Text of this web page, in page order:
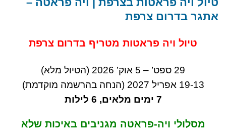
14.8, שבת 15.8, חמישי 20.8...
אתגר בדרום צרפת
טיול ויה פראטות מטריף בדרום צרפת
29 ספט’ – 5 אוק’ 2026 (הטיול מלא)
19-13 אפריל 2027 (הנחה בהרשמה מוקדמת)
7 ימים מלאים, 6 לילות
מסלולי ויה-פראטה מגניבים באיכות שלא